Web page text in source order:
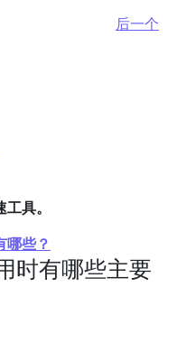
后一个
具。
哪些？
时有哪些主要